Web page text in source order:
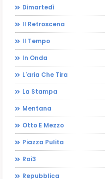
Dimartedì
Il Retroscena
Il Tempo
In Onda
L'aria Che Tira
La Stampa
Mentana
Otto E Mezzo
Piazza Pulita
Rai3
Repubblica